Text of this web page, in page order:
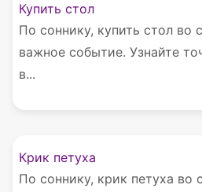
Купить стол
По соннику, купить стол во
важное событие. Узнайте
в...
Крик петуха
По соннику, крик петуха